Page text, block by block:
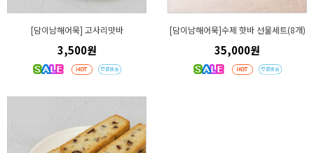
[담이남해어묵] 고사리맛바
3,500원
[담이남해어묵]수제 핫바 선물세트(8개)
35,000원